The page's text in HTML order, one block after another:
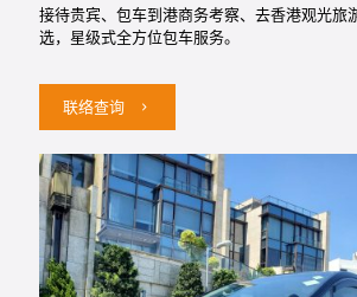
接待贵宾、包车到港商务考察、去香港观光旅
选，星级式全方位包车服务。
联络查询